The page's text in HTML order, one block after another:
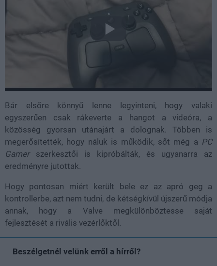
Bár elsőre könnyű lenne legyinteni, hogy valaki
egyszerűen csak rákeverte a hangot a videóra, a
közösség gyorsan utánajárt a dolognak. Többen is
megerősítették, hogy náluk is működik, sőt még a PC
Gamerszerkesztői is kipróbálták, és ugyanarra az
eredményre jutottak.
Hogy pontosan miért került bele ez az apró geg a
kontrollerbe, azt nem tudni, de kétségkívül újszerű módja
annak, hogy a Valve megkülönböztesse saját
fejlesztését a rivális vezérlőktől.
Beszélgetnél velünk erről a hírről?